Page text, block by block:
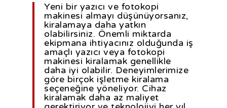
Yeni bir yazıcı ve fotokopi
makinesi almayı düşünüyorsanız,
kiralamaya daha yatkın
olabilirsiniz. Önemli miktarda
ekipmana ihtiyacınız olduğunda iş
amaçlı yazıcı veya fotokopi
makinesi kiralamak genellikle
daha iyi olabilir. Deneyimlerimize
göre birçok işletme kiralama
seçeneğine yöneliyor. Cihaz
kiralamak daha az maliyet